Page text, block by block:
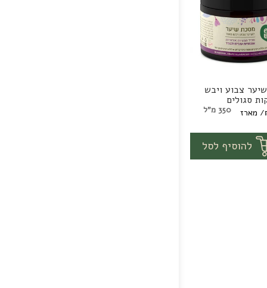
צבוע ויבש
סגולים
/ מארז 350 מ"ל
להוסיף לסל
1 מארז